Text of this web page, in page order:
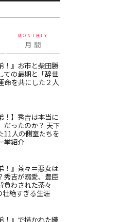
MONTHLY
月 間
！』お市と柴田勝
ての最期と「辞世
を共にした２人
！】秀吉は本当に
だったのか？ 天下
11人の側室たちを
挙紹介
！』茶々＝悪女は
秀吉が溺愛、豊臣
負わされた茶々
絶すぎる生涯
！』で描かれた織